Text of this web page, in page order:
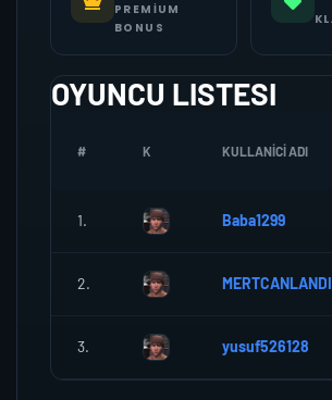
PREMIUM
BONUS
OYUNCU LISTESI
# K KULLANICI ADI
1. Baba1299
2.
3. yusuf526128